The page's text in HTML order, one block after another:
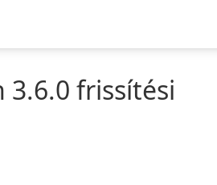
3.6.0 frissítési